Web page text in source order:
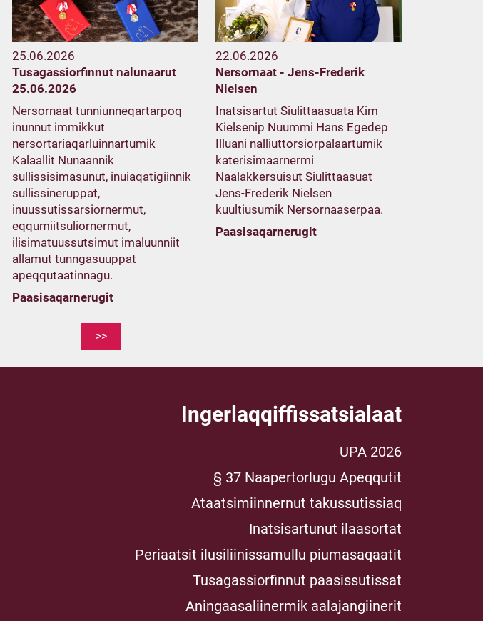
25.06.2026
Tusagassiorfinnut nalunaarut
25.06.2026
Nersornaat tunniunneqartarpoq
inunnut immikkut
nersortariaqarluinnartumik
Kalaallit Nunaannik
sullissisimasunut, inuiaqatigiinnik
sullissineruppat,
inuussutissarsiornermut,
eqqumiitsuliornermut,
ilisimatuussutsimut imaluunniit
allamut tunngasuuppat
apeqqutaatinnagu.
Paasisaqarnerugit
22.06.2026
Nersornaat - Jens-Frederik
Nielsen
Inatsisartut Siulittaasuata Kim
Kielsenip Nuummi Hans Egedep
Illuani nalliuttorsiorpalaartumik
katerisimaarnermi
Naalakkersuisut Siulittaasuat
Jens-Frederik Nielsen
kuultiusumik Nersornaaserpaa.
Paasisaqarnerugit
>>
Ingerlaqqiffissatsialaat
UPA 2026
§ 37 Naapertorlugu Apeqqutit
Ataatsimiinnernut takussutissiaq
Inatsisartunut ilaasortat
Periaatsit ilusiliinissamullu piumasaqaatit
Tusagassiorfinnut paasissutissat
Aningaasaliinermik aalajangiinerit